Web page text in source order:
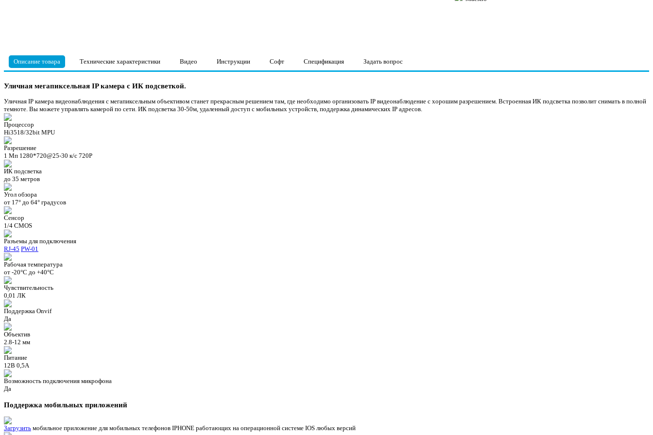
Описание товара Технические характеристики Видео Инструкции Софт Спецификация Задать вопрос
Уличная мегапиксельная IP камера с ИК подсветкой.
Уличная IP камера видеонаблюдения с мегапиксельным объективом станет прекрасным решением там, где необходимо организовать IP видеонаблюдение с хорошим разрешением. Встроенная ИК подсветка позволит снимать в полной
темноте. Вы можете управлять камерой по сети. ИК подсветка 30-50м, удаленный доступ с мобильных устройств, поддержка динамических IP адресов.
Процессор
Hi3518/32bit MPU
Разрешение
1 Мп 1280*720@25-30 к/c 720P
ИК подсветка
до 35 метров
Угол обзора
от 17° до 64° градусов
Сенсор
1/4 CMOS
Разъемы для подключения
RJ-45 PW-01
Рабочая температура
от -20°C до +40°C
Чувствительность
0,01 ЛК
Поддержка Onvif
Да
Объектив
2.8-12 мм
Питание
12В 0,5А
Возможность подключения микрофона
Да
Поддержка мобильных приложений
Загрузить мобильное приложение для мобильных телефонов IPHONE работающих на операционной системе IOS любых версий